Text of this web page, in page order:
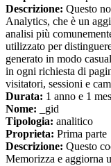
Descrizione: Questo
Analytics, che è un
analisi più
utilizzato per
generato in modo
in ogni richiesta di
visitatori, sessioni e
Durata: 1 anno e 1
Nome: _gid
Tipologia: analitico
Proprieta: Prima parte
Descrizione: Questo
Memorizza e aggiorna